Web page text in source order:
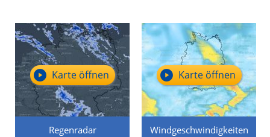
Regenradar
Karte öffnen
Windgeschwindigkeiten
Karte öffnen